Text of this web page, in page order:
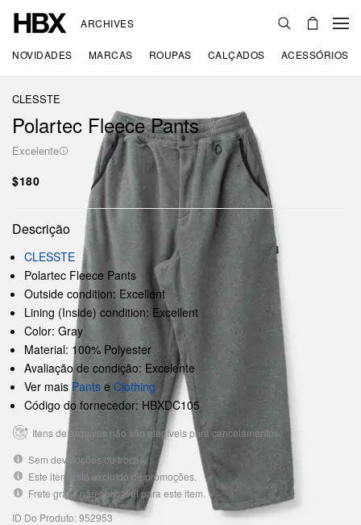
ARCHIVES
NOVIDADES MARCAS ROUPAS CALÇADOS ACESSÓRIOS
CLESSTE
Polartec Fleece Pants
Excelente
$180
Descrição
CLESSTE
Polartec Fleece Pants
Outside condition: Excellent
Lining (Inside) condition: Excellent
Color: Gray
Material: 100% Polyester
Avaliação de condição: Excelente
Ver maisPants e Clothing
Código do fornecedor: HBXDC105
Itens de arquivos não são elegíveis para cancelamentos.
Sem devoluções ou trocas.
Este item está excluído de promoções.
Frete grátis não aplicável para este item.
ID Do Produto: 952953